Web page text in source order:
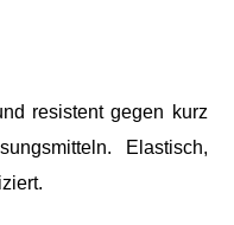
resistent gegen kurz
Elastisch,